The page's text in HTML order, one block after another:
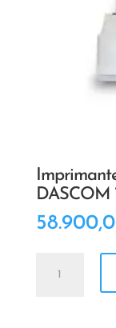
DASCOM
Imprimante